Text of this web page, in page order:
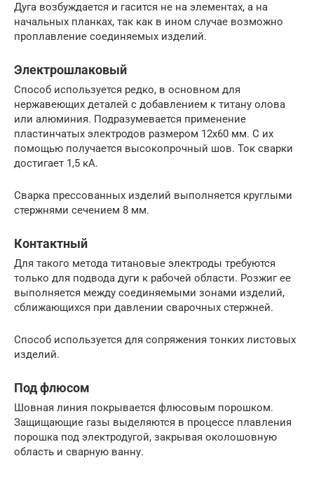
Дуга возбуждается и гасится не на элементах, а на
начальных планках, так как в ином случае возможно
проплавление соединяемых изделий.
Электрошлаковый
Способ используется редко, в основном для
нержавеющих деталей с добавлением к титану олова
или алюминия. Подразумевается применение
пластинчатых электродов размером 12х60 мм. С их
помощью получается высокопрочный шов. Ток сварки
достигает 1,5 кА.
Сварка прессованных изделий выполняется круглыми
стержнями сечением 8 мм.
Контактный
Для такого метода титановые электроды требуются
только для подвода дуги к рабочей области. Розжиг ее
выполняется между соединяемыми зонами изделий,
сближающихся при давлении сварочных стержней.
Способ используется для сопряжения тонких листовых
изделий.
Под флюсом
Шовная линия покрывается флюсовым порошком.
Защищающие газы выделяются в процессе плавления
порошка под электродугой, закрывая околошовную
область и сварную ванну.